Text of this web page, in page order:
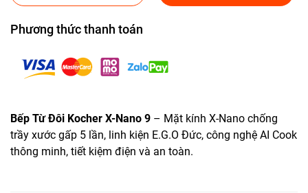
Phương thức thanh toán
Bếp Từ Đôi Kocher X-Nano 9 – Mặt kính X-Nano chống
trầy xước gấp 5 lần, linh kiện E.G.O Đức, công nghệ AI Cook
thông minh, tiết kiệm điện và an toàn.